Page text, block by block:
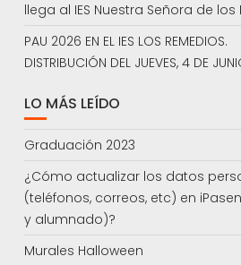
llega al IES Nuestra Señora de
PAU 2026 EN EL IES LOS REMEDIOS.
DISTRIBUCIÓN DEL JUEVES, 4 DE
LO MÁS LEÍDO
Graduación 2023
¿Cómo actualizar los datos
(teléfonos, correos, etc) en
y alumnado)?
Murales Halloween